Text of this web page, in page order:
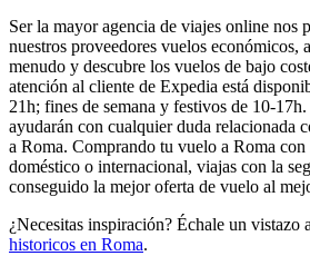
Ser la mayor agencia de viajes online nos
nuestros proveedores vuelos económicos,
menudo y descubre los vuelos de bajo
atención al cliente de Expedia está
21h; fines de semana y festivos de 10-
ayudarán con cualquier duda relacionada
a Roma. Comprando tu vuelo a Roma
doméstico o internacional, viajas con la
conseguido la mejor oferta de vuelo al
¿Necesitas inspiración? Échale un vistazo
historicos en Roma.